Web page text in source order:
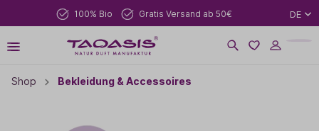
100% Bio Gratis Versand ab 50€ DE
Shop Bekleidung & Accessoires